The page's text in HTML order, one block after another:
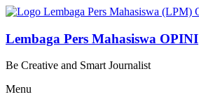
Lompat
konten
Lembaga Pers Mahasiswa OPINI
Be Creative and Smart Journalist
Menu